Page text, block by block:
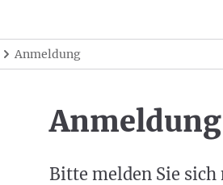
Anmeldung
Anmeldung
Bitte melden Sie